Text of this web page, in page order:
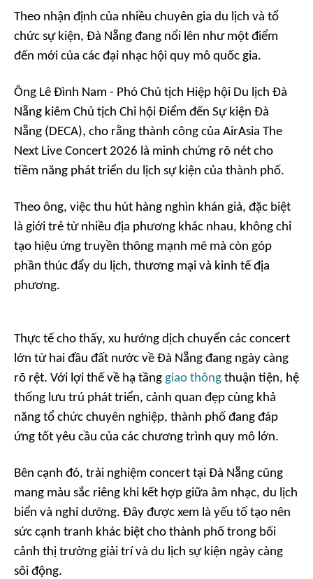
Theo nhận định của nhiều chuyên gia du lịch và tổ
chức sự kiện, Đà Nẵng đang nổi lên như một điểm
đến mới của các đại nhạc hội quy mô quốc gia.
Ông Lê Đình Nam - Phó Chủ tịch Hiệp hội Du lịch Đà
Nẵng kiêm Chủ tịch Chi hội Điểm đến Sự kiện Đà
Nẵng (DECA), cho rằng thành công của AirAsia The
Next Live Concert 2026 là minh chứng rõ nét cho
tiềm năng phát triển du lịch sự kiện của thành phố.
Theo ông, việc thu hút hàng nghìn khán giả, đặc biệt
là giới trẻ từ nhiều địa phương khác nhau, không chỉ
tạo hiệu ứng truyền thông mạnh mẽ mà còn góp
phần thúc đẩy du lịch, thương mại và kinh tế địa
phương.
Thực tế cho thấy, xu hướng dịch chuyển các concert
lớn từ hai đầu đất nước về Đà Nẵng đang ngày càng
rõ rệt. Với lợi thế về hạ tầng giao thông thuận tiện, hệ
thống lưu trú phát triển, cảnh quan đẹp cùng khả
năng tổ chức chuyên nghiệp, thành phố đang đáp
ứng tốt yêu cầu của các chương trình quy mô lớn.
Bên cạnh đó, trải nghiệm concert tại Đà Nẵng cũng
mang màu sắc riêng khi kết hợp giữa âm nhạc, du lịch
biển và nghỉ dưỡng. Đây được xem là yếu tố tạo nên
sức cạnh tranh khác biệt cho thành phố trong bối
cảnh thị trường giải trí và du lịch sự kiện ngày càng
sôi động.